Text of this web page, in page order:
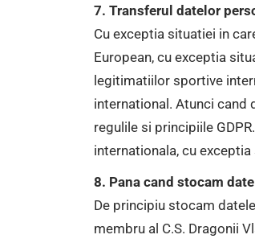
7. Transferul datelor
Cu exceptia situatiei in
European, cu exceptia
legitimatiilor sportive
international. Atunci cand
regulile si principiile
internationala, cu
8. Pana cand stocam
De principiu stocam
membru al C.S. Dragonii